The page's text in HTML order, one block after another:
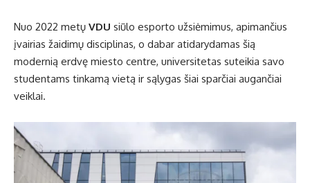
Nuo 2022 metų VDU siūlo esporto užsiėmimus, apimančius
įvairias žaidimų disciplinas, o dabar atidarydamas šią
modernią erdvę miesto centre, universitetas suteikia savo
studentams tinkamą vietą ir sąlygas šiai sparčiai augančiai
veiklai.